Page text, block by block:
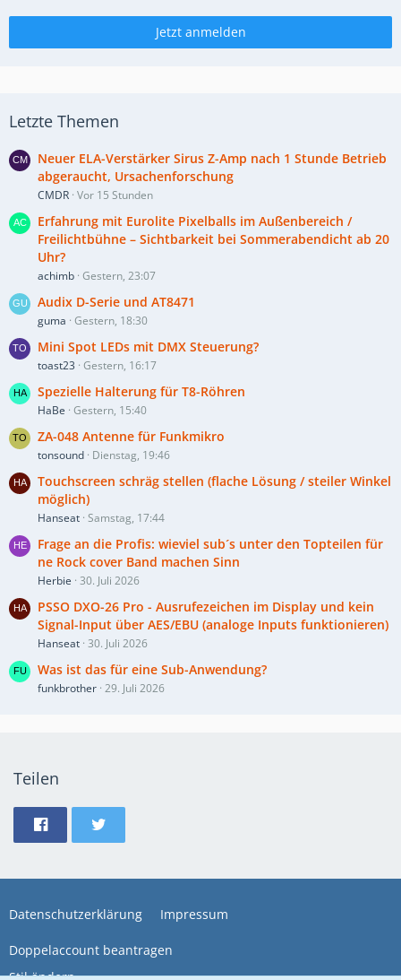
Jetzt anmelden
Letzte Themen
Neuer ELA-Verstärker Sirus Z-Amp nach 1 Stunde Betrieb
abgeraucht, Ursachenforschung
CMDR Vor 15 Stunden
Erfahrung mit Eurolite Pixelballs im Außenbereich /
Freilichtbühne – Sichtbarkeit bei Sommerabendicht ab 20
Uhr?
achimb Gestern, 23:07
Audix D-Serie und AT8471
guma Gestern, 18:30
Mini Spot LEDs mit DMX Steuerung?
toast23 Gestern, 16:17
Spezielle Halterung für T8-Röhren
HaBe Gestern, 15:40
ZA-048 Antenne für Funkmikro
tonsound Dienstag, 19:46
Touchscreen schräg stellen (flache Lösung / steiler Winkel
möglich)
Hanseat Samstag, 17:44
Frage an die Profis: wieviel sub´s unter den Topteilen für
ne Rock cover Band machen Sinn
Herbie 30. Juli 2026
PSSO DXO-26 Pro - Ausrufezeichen im Display und kein
Signal-Input über AES/EBU (analoge Inputs funktionieren)
Hanseat 30. Juli 2026
Was ist das für eine Sub-Anwendung?
funkbrother 29. Juli 2026
Teilen
Datenschutzerklärung Impressum
Doppelaccount beantragen